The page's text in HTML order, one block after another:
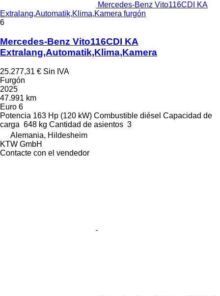
Mercedes-Benz Vito116CDI KA
Extralang,Automatik,Klima,Kamera furgón
6
Mercedes-Benz Vito116CDI KA
Extralang,Automatik,Klima,Kamera
25.277,31 € Sin IVA
Furgón
2025
47.991 km
Euro 6
Potencia 163 Hp (120 kW) Combustible diésel Capacidad de
carga 648 kg Cantidad de asientos 3
Alemania, Hildesheim
KTW GmbH
Contacte con el vendedor